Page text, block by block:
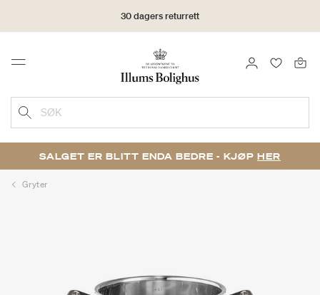
30 dagers returrett
Menu LOGG INN
SØK
SALGET ER BLITT ENDA BEDRE - KJØP HER
Gryter